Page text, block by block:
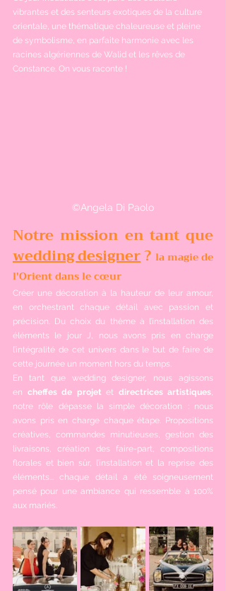
vibrantes et des senteurs exotiques de la culture
orientale, une thématique chaleureuse et pleine
de symbolisme, en parfaite harmonie avec les
racines algériennes de Walid et les rêves de
Constance. On vous raconte !
©Angela Di Paolo
wedding designer ? la magie de
l'Orient dans le cœur
Créer une décoration à la hauteur de leur amour,
en orchestrant chaque détail avec passion et
précision. Du choix du thème à l’installation des
éléments le jour J, nous avons pris en charge
l’intégralité de cet univers dans le but de faire de
cette journée un moment hors du temps.
En tant que wedding designer, nous agissons
en cheffes de projet et directrices artistiques
notre rôle dépasse la simple décoration : nous
avons pris en charge chaque étape. Propositions
créatives, commandes minutieuses, gestion des
livraisons, création des faire-part, compositions
florales et bien sûr, l’installation et la reprise des
éléments... chaque détail a été soigneusement
pensé pour une ambiance qui ressemble à 100%
aux mariés.